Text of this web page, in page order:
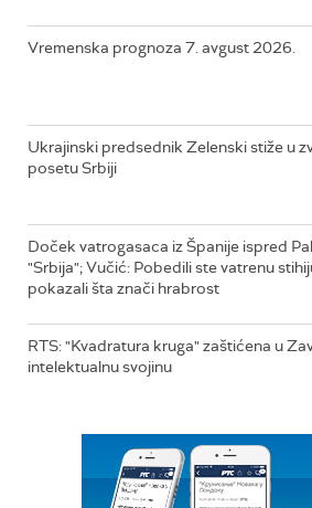
Vremenska prognoza 7. avgust 2026.
Ukrajinski predsednik Zelenski stiže u
posetu Srbiji
Doček vatrogasaca iz Španije ispred
"Srbija"; Vučić: Pobedili ste vatrenu
pokazali šta znači hrabrost
RTS: "Kvadratura kruga" zaštićena u
intelektualnu svojinu